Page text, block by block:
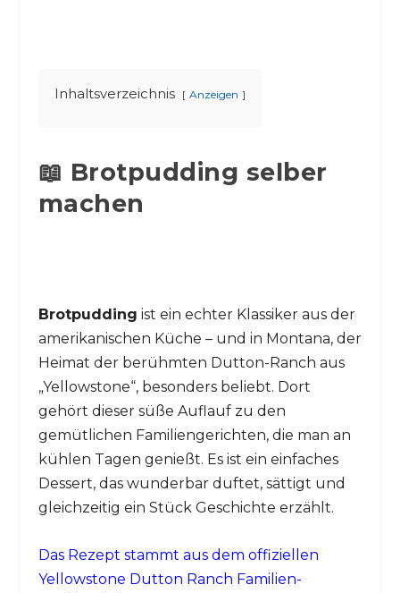
Inhaltsverzeichnis Anzeigen
📖 Brotpudding selber
machen
Brotpudding ist ein echter Klassiker aus der
amerikanischen Küche – und in Montana, der
Heimat der berühmten Dutton-Ranch aus
„Yellowstone“, besonders beliebt. Dort
gehört dieser süße Auflauf zu den
gemütlichen Familiengerichten, die man an
kühlen Tagen genießt. Es ist ein einfaches
Dessert, das wunderbar duftet, sättigt und
gleichzeitig ein Stück Geschichte erzählt.
Das Rezept stammt aus dem offiziellen
Yellowstone Dutton Ranch Familien-